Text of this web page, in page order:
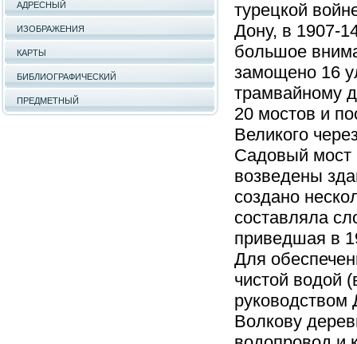
АДРЕСНЫЙ
ИЗОБРАЖЕНИЯ
КАРТЫ
БИБЛИОГРАФИЧЕСКИЙ
ПРЕДМЕТНЫЙ
турецкой
Дону, в 1907-
большое
замощено 16
трамвайному
20 мостов и
Великого
Садовый мост
возведены
создано
составляла
приведшая в
Для
чистой водой
Волкову